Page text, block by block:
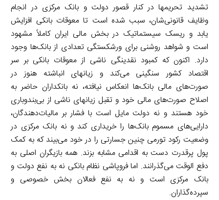
تشدید تحریم­ها در کنار قصور دولت و بانک مرکزی در انجام
وظایف قانونی‌شان، سبب شده است تا معوقات بانکی افزایش
یابد و ریسک سیستماتیک در بخش مالی ایران کاملاً مشهود
است و شواهد روشنی برای ورشکستگی تعدادی از بانک‌ها وجود
دارد. اکنون که کمبود نقدینگی ناشی از معوقات بانکی بر سر
اقتصاد کشور سنگینی می‌کند و زیان­های انباشته هنوز در
صورت‌های مالی بانک‌ها انعکاس نیافته، نه بانکداران حاضر به
اصلاح صورت‌های مالی خود و تقبل زیان­های ناشی از بی‌بندوباری
خود هستند و نه دولت مایل است با فشار بر مالیات‌دهندگان،
دارایی‌های مسموم بانک‌ها را خریداری کند و نه بانک مرکزی در
وضعیت رکود تورمی چنین جسارتی را در خود می‌بیند که به کمک
پول پرقدرت دست به اقدامی مشابه بزند. همه بازیگران اصلی به
دفع الوقت می‌گذرانند. اما فروپاشی نظام بانکی نه به نفع دولت و
بانک مرکزی است و نه به نفع فعالان بخش خصوصی و
سپرده‌گذاران.